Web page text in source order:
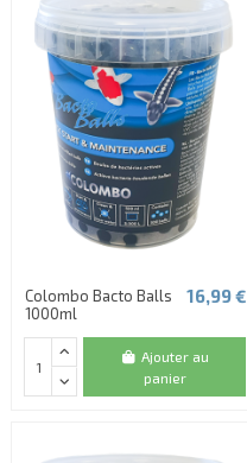
Colombo Bacto Balls
1000ml
16,99 €
Ajouter au
panier